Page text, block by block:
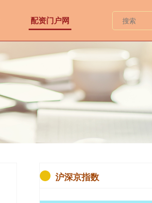
配资门户网
沪深京指数